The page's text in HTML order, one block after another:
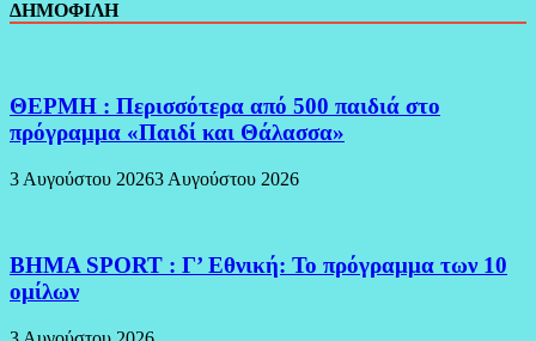
ΔΗΜΟΦΙΛΗ
ΘΕΡΜΗ : Περισσότερα από 500 παιδιά στο
πρόγραμμα «Παιδί και Θάλασσα»
3 Αυγούστου 20263 Αυγούστου 2026
BHMA SPORT : Γ’ Εθνική: Το πρόγραμμα των 10
ομίλων